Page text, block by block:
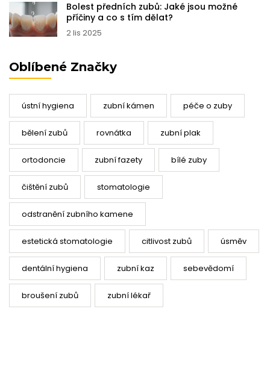
Bolest předních zubů: Jaké jsou možné
příčiny a co s tím dělat?
2 lis 2025
Oblíbené Značky
ústní hygiena zubní kámen péče o zuby
bělení zubů rovnátka zubní plak
ortodoncie zubní fazety bílé zuby
čištění zubů stomatologie
odstranění zubního kamene
estetická stomatologie citlivost zubů úsměv
dentální hygiena zubní kaz sebevědomí
broušení zubů zubní lékař